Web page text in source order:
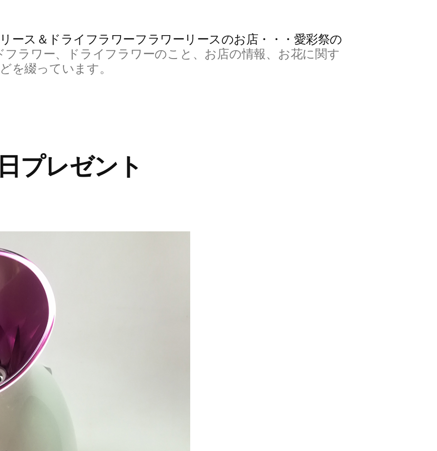
ース＆ドライフラワーフラワーリースのお店・・・愛彩祭の
ラワー、ドライフラワーのこと、お店の情報、お花に関す
を綴っています。
プレゼント